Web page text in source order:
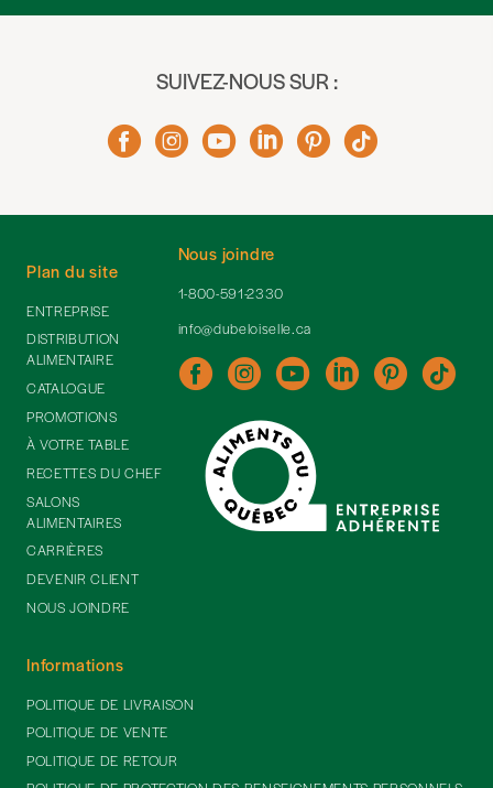
SUIVEZ-NOUS SUR :
Nous joindre
1-800-591-2330
info@dubeloiselle.ca
Plan du site
ENTREPRISE
DISTRIBUTION
ALIMENTAIRE
CATALOGUE
PROMOTIONS
À VOTRE TABLE
RECETTES DU CHEF
SALONS
ALIMENTAIRES
CARRIÈRES
DEVENIR CLIENT
NOUS JOINDRE
Informations
POLITIQUE DE LIVRAISON
POLITIQUE DE VENTE
POLITIQUE DE RETOUR